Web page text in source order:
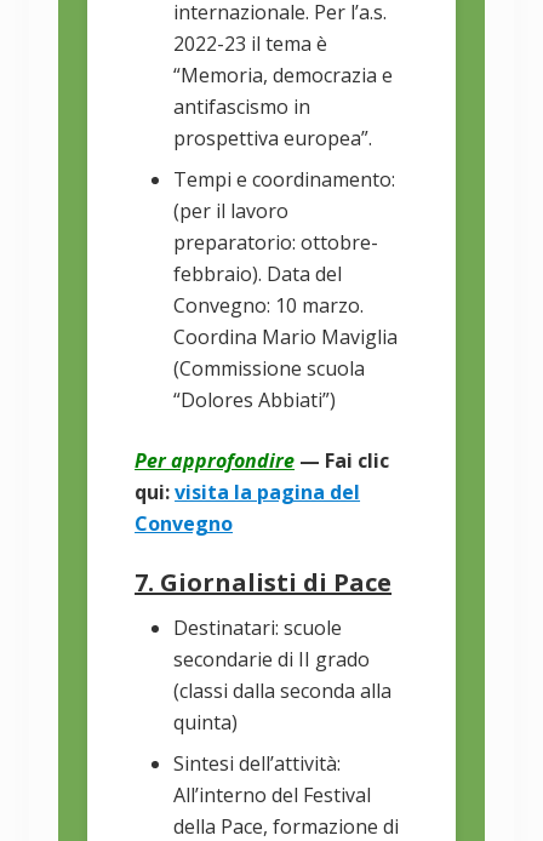
internazionale. Per l’a.s.
2022-23 il tema è
“Memoria, democrazia e
antifascismo in
prospettiva europea”.
Tempi e coordinamento:
(per il lavoro
preparatorio: ottobre-
febbraio). Data del
Convegno: 10 marzo.
Coordina Mario Maviglia
(Commissione scuola
“Dolores Abbiati”)
Per approfondire — Fai clic
qui:visita la pagina del
Convegno
7. Giornalisti di Pace
Destinatari: scuole
secondarie di II grado
(classi dalla seconda alla
quinta)
Sintesi dell’attività:
All’interno del Festival
della Pace, formazione di